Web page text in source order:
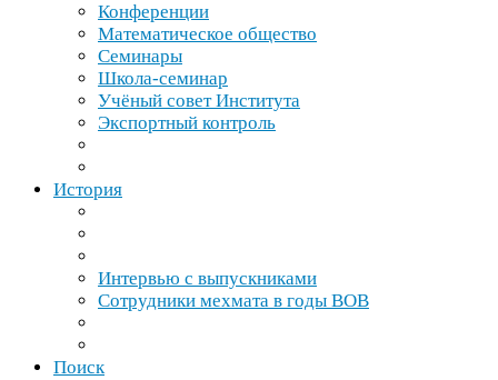
Конференции
Математическое общество
Семинары
Школа-​семинар
Учёный совет Института
Экспортный контроль
История
Интервью с выпускниками
Сотрудники мехмата в годы ВОВ
Поиск